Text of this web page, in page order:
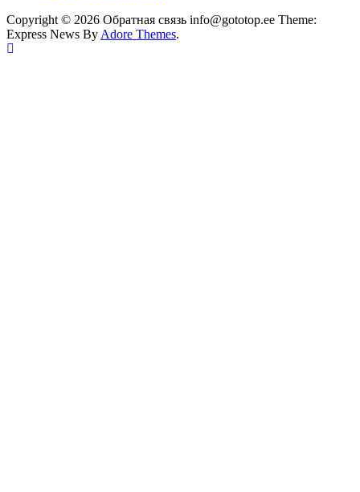
Copyright © 2026 Обратная связь info@gototop.ee Theme:
Express News By Adore Themes.